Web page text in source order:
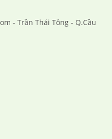
- Trần Thái Tông - Q.Cầu